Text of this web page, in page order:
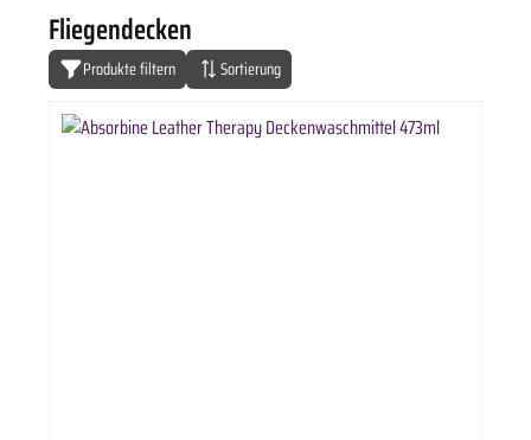
Fliegendecken
Produkte filtern Sortierung